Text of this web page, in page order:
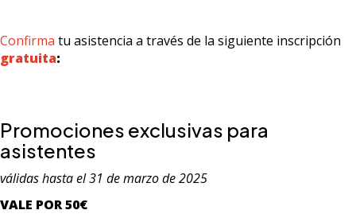
Confirma tu asistencia a través de la siguiente inscripción
gratuita:
Promociones exclusivas para
asistentes
válidas hasta el 31 de marzo de 2025
VALE POR 50€